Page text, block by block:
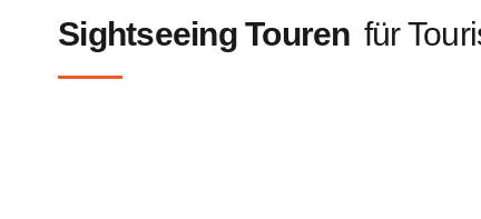
Sightseeing Touren für